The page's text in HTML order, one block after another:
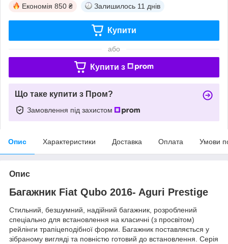
Економія 850 ₴ Залишилось 11 днів
Купити
або
Купити з
Що таке купити з Пром?
Замовлення під захистом
Опис Характеристики Доставка Оплата Умови
Опис
Багажник Fiat Qubo 2016- Aguri Prestige
Стильний, безшумний, надійний багажник, розроблений
спеціально для встановлення на класичні (з просвітом)
рейлінги трапіцеподібної форми. Багажник поставляється у
зібраному вигляді та повністю готовий до встановлення. Серія